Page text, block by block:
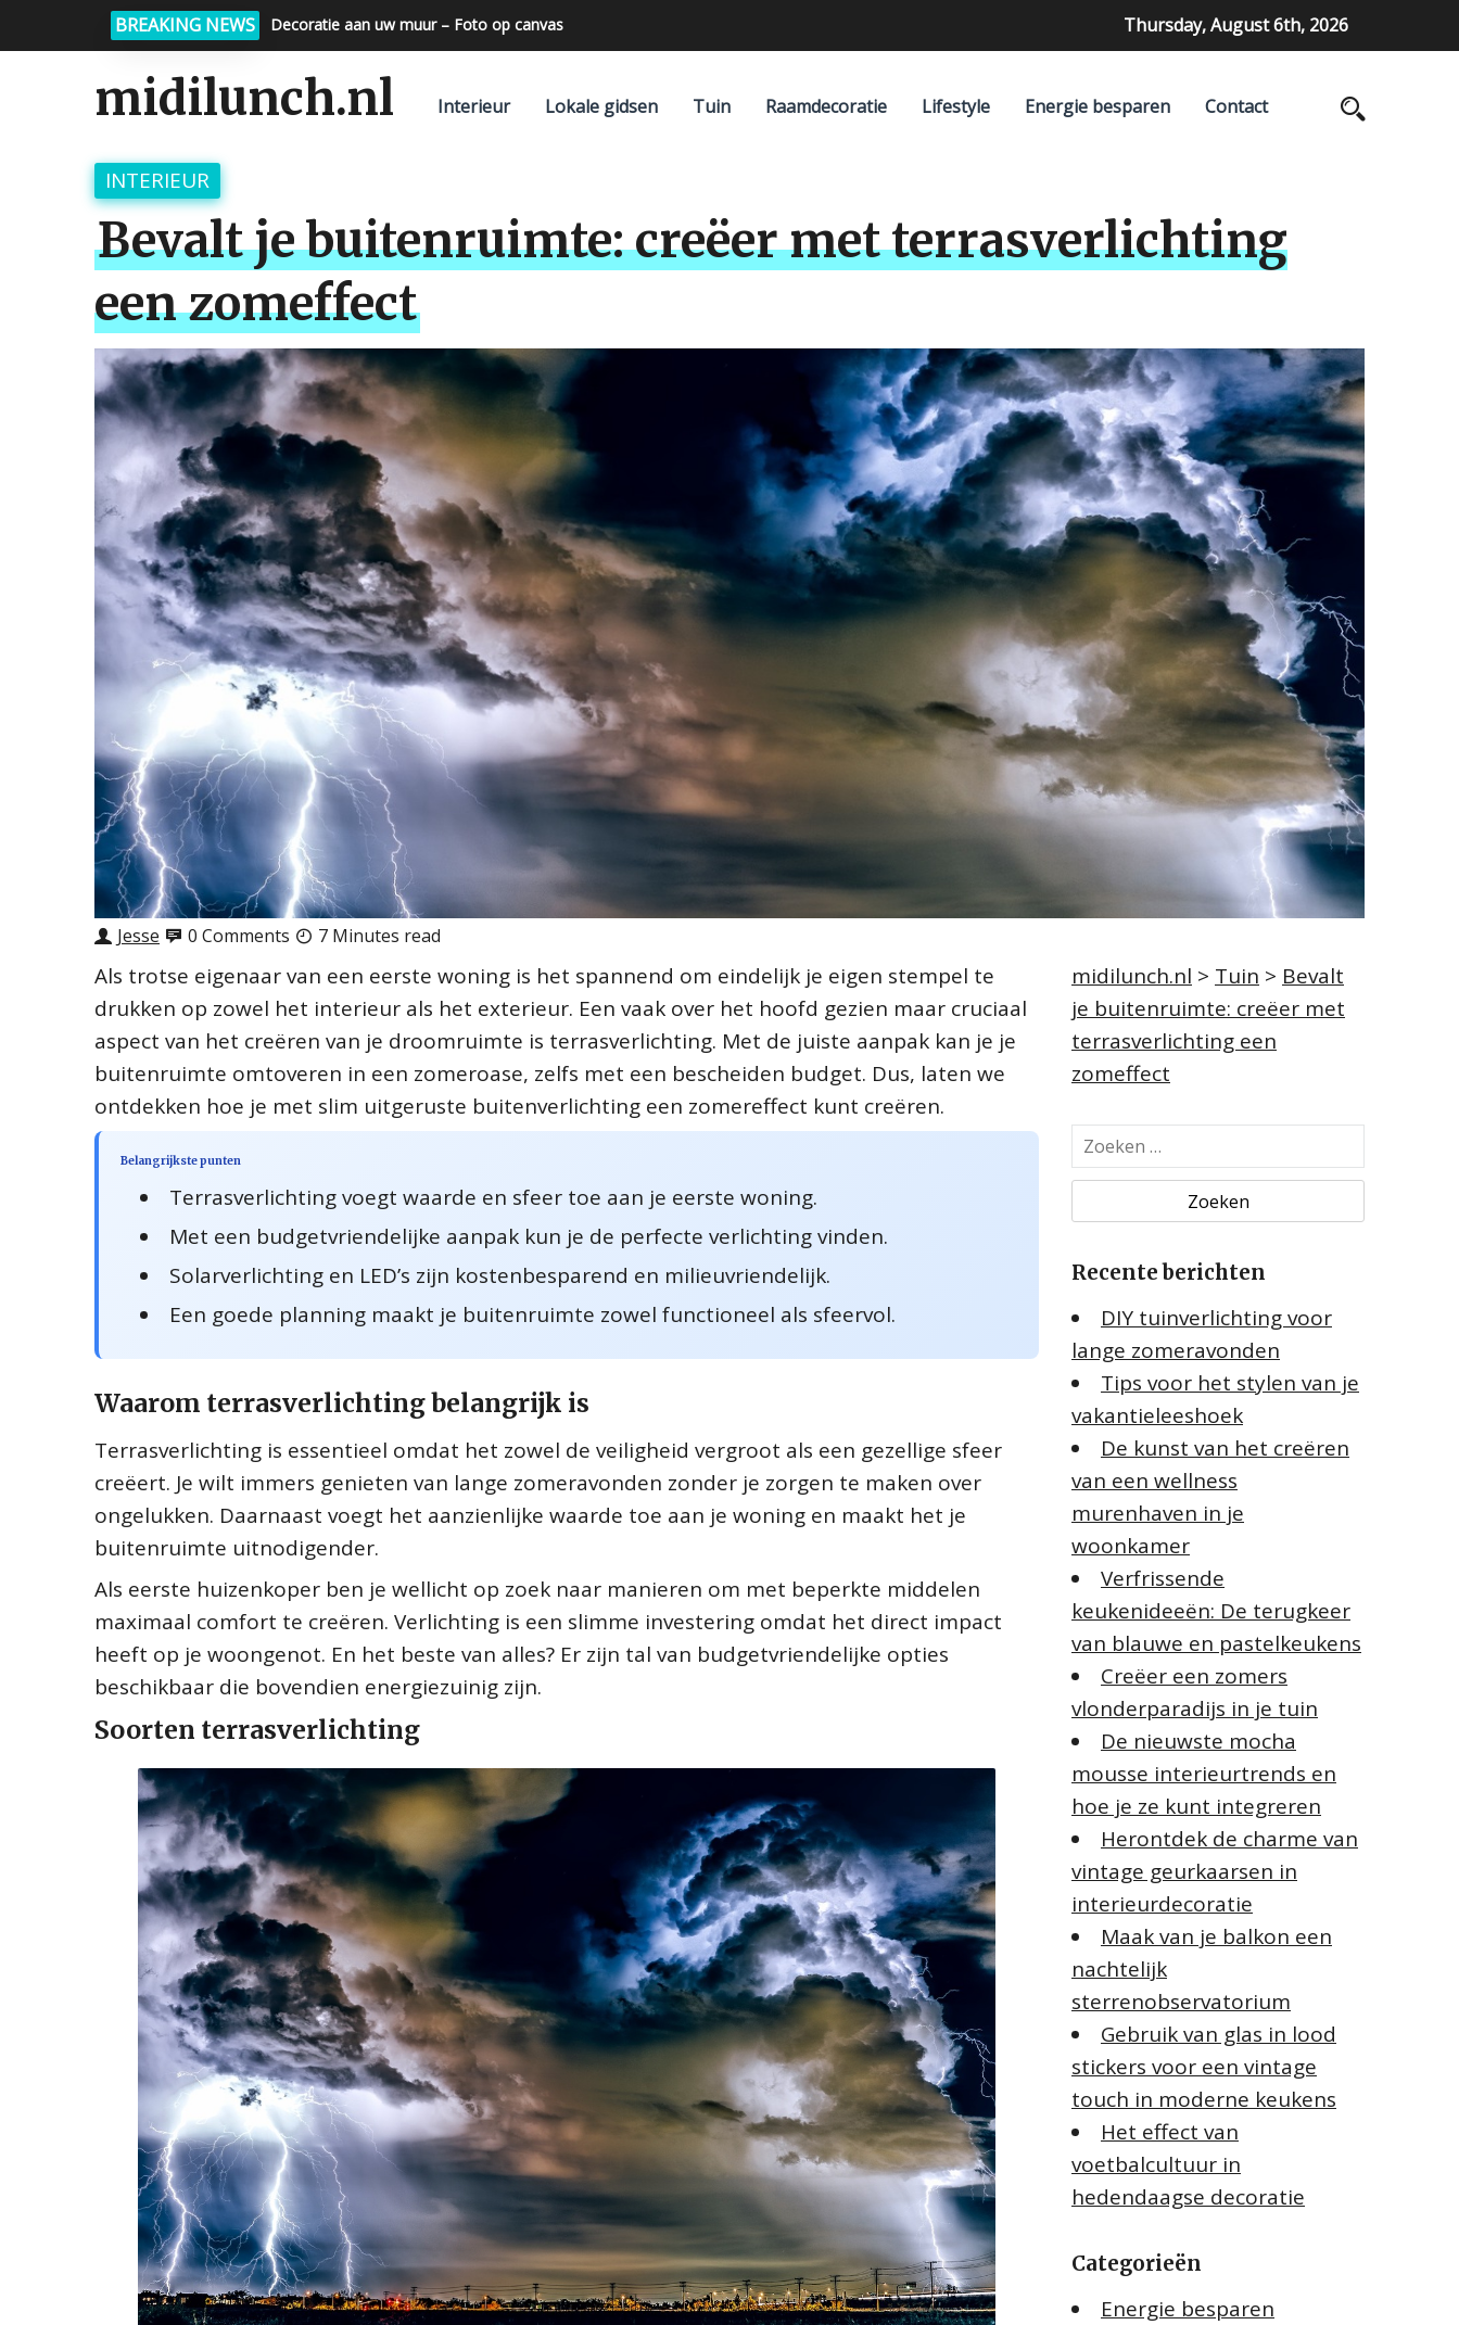
BREAKING NEWS Decoratie aan uw muur – Foto op canvas
Foto op glas – Foto op keuken achterwand Thursday, August 6th, 2026
midilunch.nl Interieur Lokale gidsen Tuin Raamdecoratie Lifestyle Energie besparen Contact
INTERIEUR
Bevalt je buitenruimte: creëer met terrasverlichting
een zomeffect
Jesse 0 Comments 7 Minutes read
Als trotse eigenaar van een eerste woning is het spannend om eindelijk je eigen stempel te
drukken op zowel het interieur als het exterieur. Een vaak over het hoofd gezien maar cruciaal
aspect van het creëren van je droomruimte is terrasverlichting. Met de juiste aanpak kan je je
buitenruimte omtoveren in een zomeroase, zelfs met een bescheiden budget. Dus, laten we
ontdekken hoe je met slim uitgeruste buitenverlichting een zomereffect kunt creëren.
Belangrijkste punten
Terrasverlichting voegt waarde en sfeer toe aan je eerste woning.
Met een budgetvriendelijke aanpak kun je de perfecte verlichting vinden.
Solarverlichting en LED’s zijn kostenbesparend en milieuvriendelijk.
Een goede planning maakt je buitenruimte zowel functioneel als sfeervol.
Waarom terrasverlichting belangrijk is
Terrasverlichting is essentieel omdat het zowel de veiligheid vergroot als een gezellige sfeer
creëert. Je wilt immers genieten van lange zomeravonden zonder je zorgen te maken over
ongelukken. Daarnaast voegt het aanzienlijke waarde toe aan je woning en maakt het je
buitenruimte uitnodigender.
Als eerste huizenkoper ben je wellicht op zoek naar manieren om met beperkte middelen
maximaal comfort te creëren. Verlichting is een slimme investering omdat het direct impact
heeft op je woongenot. En het beste van alles? Er zijn tal van budgetvriendelijke opties
beschikbaar die bovendien energiezuinig zijn.
Soorten terrasverlichting
midilunch.nl > Tuin > Bevalt
je buitenruimte: creëer met
terrasverlichting een
zomeffect
o
k
n
a
a
r
:
Recente berichten
DIY tuinverlichting voor
lange zomeravonden
Tips voor het stylen van je
vakantieleeshoek
De kunst van het creëren
van een wellness
murenhaven in je
woonkamer
Verfrissende
keukenideeën: De terugkeer
van blauwe en pastelkeukens
Creëer een zomers
vlonderparadijs in je tuin
De nieuwste mocha
mousse interieurtrends en
hoe je ze kunt integreren
Herontdek de charme van
vintage geurkaarsen in
interieurdecoratie
Maak van je balkon een
nachtelijk
sterrenobservatorium
Gebruik van glas in lood
stickers voor een vintage
touch in moderne keukens
Het effect van
voetbalcultuur in
hedendaagse decoratie
Categorieën
Energie besparen